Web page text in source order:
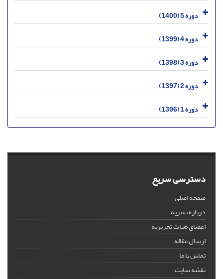
دوره 5 (1400)
دوره 4 (1399)
دوره 3 (1398)
دوره 2 (1397)
دوره 1 (1396)
دسترسی سریع
صفحه اصلی
درباره نشریه
اعضای هیات تحریریه
ارسال مقاله
تماس با ما
نقشه سایت